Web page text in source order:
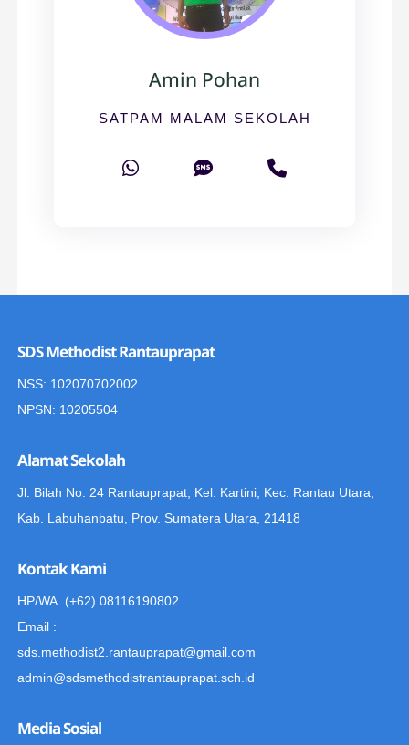
Amin Pohan
SATPAM MALAM SEKOLAH
SDS Methodist Rantauprapat
NSS: 102070702002
NPSN: 10205504
Alamat Sekolah
Jl. Bilah No. 24 Rantauprapat, Kel. Kartini, Kec. Rantau Utara,
Kab. Labuhanbatu, Prov. Sumatera Utara, 21418
Kontak Kami
HP/WA. (+62) 08116190802
Email :
sds.methodist2.rantauprapat@gmail.com
admin@sdsmethodistrantauprapat.sch.id
Media Sosial